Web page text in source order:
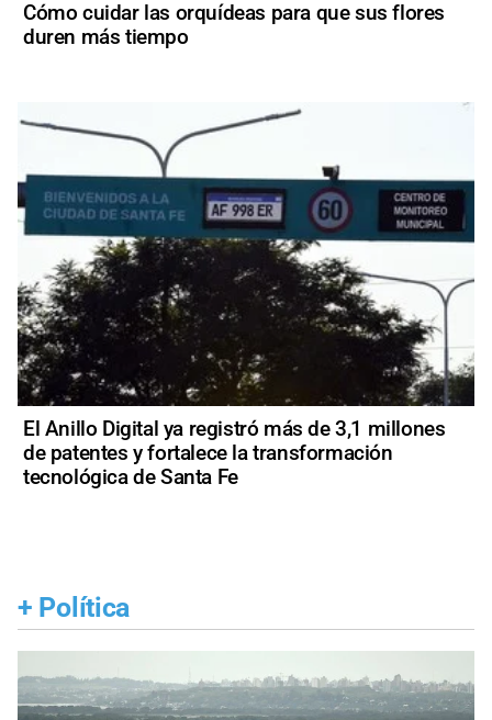
Cómo cuidar las orquídeas para que sus flores
duren más tiempo
El Anillo Digital ya registró más de 3,1 millones
de patentes y fortalece la transformación
tecnológica de Santa Fe
+ Política